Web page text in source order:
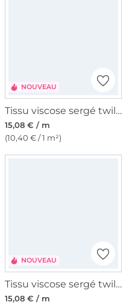
NOUVEAU
Tissu viscose sergé twill big waves, rouge magenta
15,08 € / m
(10,40 € / 1 m²)
NOUVEAU
Tissu viscose sergé twill paisley dream, vert clair
15,08 € / m